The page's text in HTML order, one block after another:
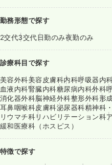
勤務形態で探す
2交代3交代日勤のみ夜勤のみ
診療科目で探す
美容外科美容皮膚科内科呼吸器内
血液内科腎臓内科糖尿病内科外科
消化器外科脳神経外科整形外科形
耳鼻咽喉科皮膚科泌尿器科精神科
リウマチ科リハビリテーション科
緩和医療科（ホスピス）
特徴で探す